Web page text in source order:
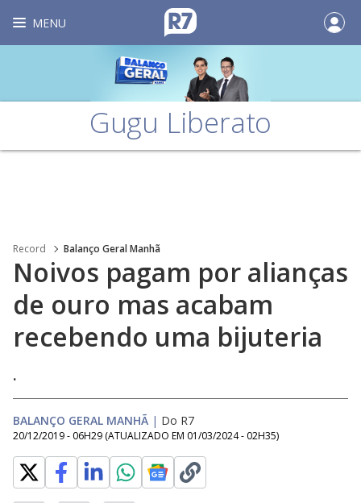
MENU
Gugu Liberato
Record Balanço Geral Manhã
Noivos pagam por alianças
de ouro mas acabam
recebendo uma bijuteria
.
BALANÇO GERAL MANHÃ | Do R7
20/12/2019 - 06H29 (ATUALIZADO EM 01/03/2024 - 02H35)